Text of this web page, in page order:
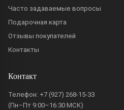
Часто задаваемые вопросы
Подарочная карта
Отзывы покупателей
Контакты
Контакт
Телефон: +7 (927) 268-15-33
(Пн–Пт 9:00–16:30 МСК)